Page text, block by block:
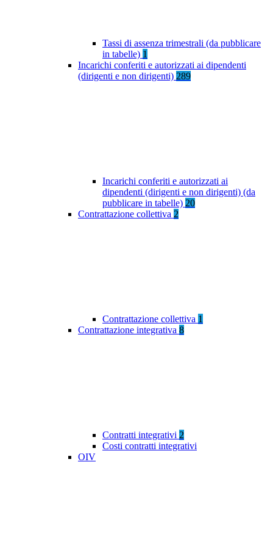
Tassi di assenza trimestrali (da pubblicare
in tabelle) 1
Incarichi conferiti e autorizzati ai dipendenti
(dirigenti e non dirigenti) 289
Incarichi conferiti e autorizzati ai
dipendenti (dirigenti e non dirigenti) (da
pubblicare in tabelle) 20
Contrattazione collettiva 2
Contrattazione collettiva 1
Contrattazione integrativa 8
Contratti integrativi 2
Costi contratti integrativi
OIV